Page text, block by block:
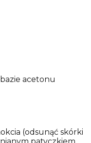
acetonu
(odsunąć skórki